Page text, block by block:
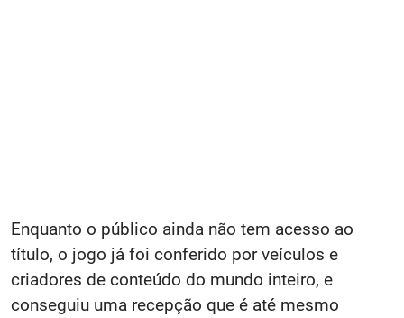
Enquanto o público ainda não tem acesso ao
título, o jogo já foi conferido por veículos e
criadores de conteúdo do mundo inteiro, e
conseguiu uma recepção que é até mesmo